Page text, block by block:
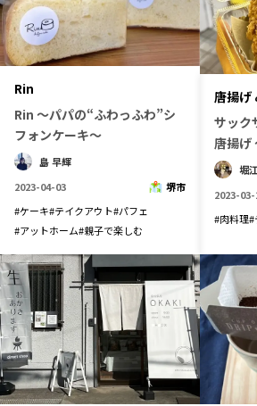
東京23区エリア
多摩エ
神奈川エリア
新潟エ
富山エリア
石川エ
山梨エリ
長野エリア
岐阜エ
静岡エリア
愛知エ
三重エリア
滋賀エ
大阪市エ
北摂エリア
堺・泉
河内エリア
兵庫エ
奈良エリア
和歌山エ
鳥取エリア
島根エ
岡山エリア
広島エ
山口エリア
徳島エ
香川エリア
愛媛エリ
Rin
Rin ～パパの“ふわっふわ”シ
フォンケーキ～
島 早輝
2023-04-03
堺市
#ケーキ#テイクアウト#パフェ
#アットホーム#親子で楽しむ
唐揚げ
サック
唐揚げ
堀
2023-
#肉料理#